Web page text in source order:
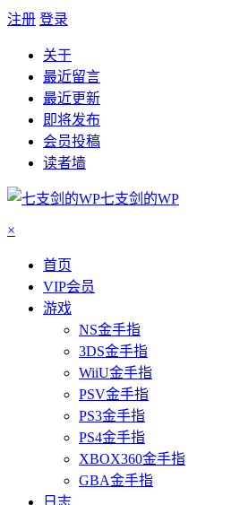
注册 登录
关于
最近留言
最近更新
即将发布
会员投稿
读者墙
七支剑的WP
×
首页
VIP会员
游戏
NS金手指
3DS金手指
WiiU金手指
PSV金手指
PS3金手指
PS4金手指
XBOX360金手指
GBA金手指
日志